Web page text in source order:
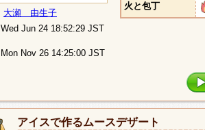
大瀬 由生子
Wed Jun 24 18:52:29 JST
Mon Nov 26 14:25:00 JST
火と包丁
アイスで作るムースデザート